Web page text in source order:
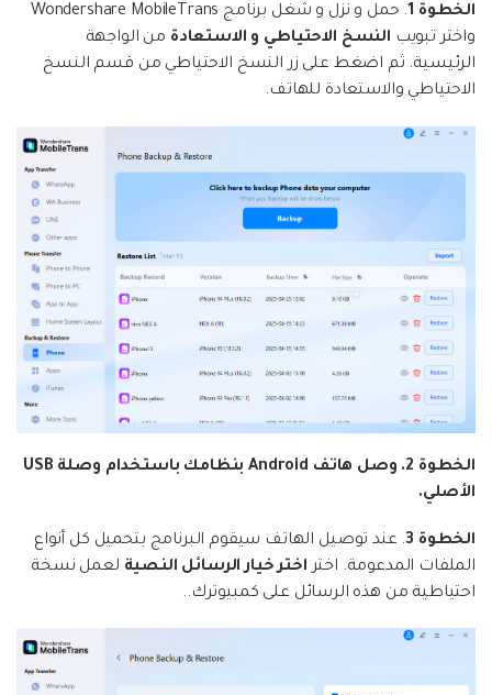
الخطوة 1
. حمل و نزل و شغل برنامج Wondershare MobileTrans
واختر تبويب النسخ الاحتياطي و الاستعادة من الواجهة
الرئيسية. ثم اضغط على زر النسخ الاحتياطي من قسم النسخ
الاحتياطي والاستعادة للهاتف.
الخطوة 2. وصل هاتف Android بنظامك باستخدام وصلة USB
الأصلي.
الخطوة 3
. عند توصيل الهاتف سيقوم البرنامج بتحميل كل أنواع
الملفات المدعومة. اختر اختر خيار الرسائل النصية لعمل نسخة
احتياطية من هذه الرسائل على كمبيوترك..